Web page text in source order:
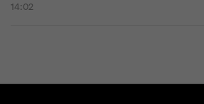
14:02